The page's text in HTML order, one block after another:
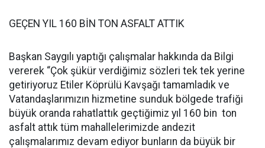
GEÇEN YIL 160 BİN TON ASFALT ATTIK
Başkan Saygılı yaptığı çalışmalar hakkında da Bilgi
vererek “Çok şükür verdiğimiz sözleri tek tek yerine
getiriyoruz Etiler Köprülü Kavşağı tamamladık ve
Vatandaşlarımızın hizmetine sunduk bölgede trafiği
büyük oranda rahatlattık geçtiğimiz yıl 160 bin ton
asfalt attık tüm mahallelerimizde andezit
çalışmalarımız devam ediyor bunların da büyük bir